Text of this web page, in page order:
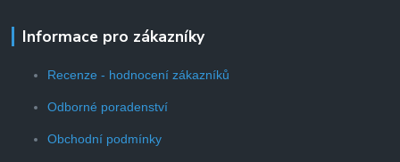
Informace pro zákazníky
Recenze - hodnocení zákazníků
Odborné poradenství
Obchodní podmínky